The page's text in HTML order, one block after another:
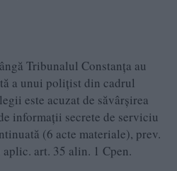
Tribunalul Constanţa au
a unui polițist din cadrul
este acuzat de săvârşirea
informaţii secrete de serviciu
(6 acte materiale), prev.
art. 35 alin. 1 Cpen.